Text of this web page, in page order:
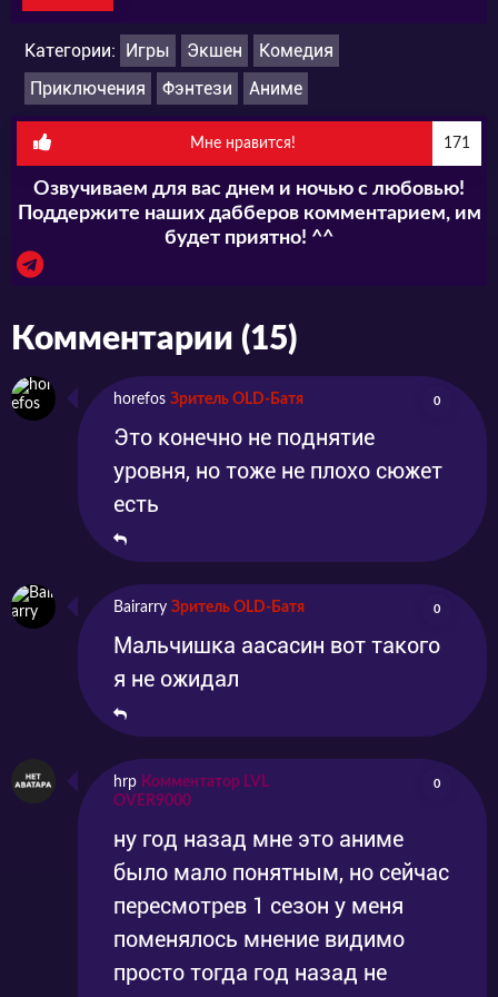
русском Вы сможете в нашем плеере в
лучшем качестве. Не пропустите появление
серий на нашем сайте. Скриншоты:
Категории: Игры Экшен
Комедия
Приключения
Фэнтези Аниме
Мне нравится! 171
Озвучиваем для вас днем и ночью с любовью!
Поддержите наших дабберов комментарием, им
будет приятно! ^^
Комментарии (15)
horefos Зритель OLD-Батя 0
Это конечно не поднятие
уровня, но тоже не плохо сюжет
есть
Bairarry Зритель OLD-Батя 0
Мальчишка аасасин вот такого
я не ожидал
hrp Комментатор LVL
OVER9000
0
ну год назад мне это аниме
было мало понятным, но сейчас
пересмотрев 1 сезон у меня
поменялось мнение видимо
просто тогда год назад не